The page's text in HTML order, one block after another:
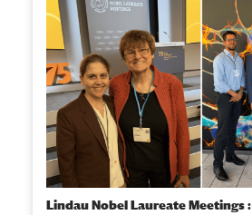
Lindau Nobel Laureate Meetings